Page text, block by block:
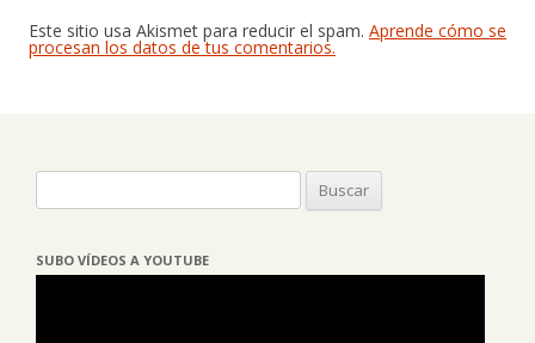
Este sitio usa Akismet para reducir el spam. Aprende cómo se
procesan los datos de tus comentarios.
SUBO VÍDEOS A YOUTUBE